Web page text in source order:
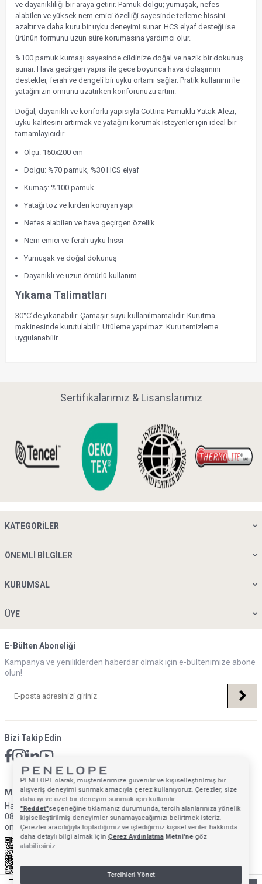
ve dayanıklılığı bir araya getirir. Pamuk dolgu; yumuşak, nefes
alabilen ve yüksek nem emici özelliği sayesinde terleme hissini
azaltır ve daha kuru bir uyku deneyimi sunar. HCS elyaf desteği ise
ürünün formunu uzun süre korumasına yardımcı olur.
%100 pamuk kumaşı sayesinde cildinize doğal ve nazik bir dokunuş
sunar. Hava geçirgen yapısı ile gece boyunca hava dolaşımını
destekler, ferah ve dengeli bir uyku ortamı sağlar. Pratik kullanımı ile
yatağınızın ömrünü uzatırken konforunuzu artırır.
Doğal, dayanıklı ve konforlu yapısıyla Cottina Pamuklu Yatak Alezi,
uyku kalitesini artırmak ve yatağını korumak isteyenler için ideal bir
tamamlayıcıdır.
Ölçü: 150x200 cm
Dolgu: %70 pamuk, %30 HCS elyaf
Kumaş: %100 pamuk
Yatağı toz ve kirden koruyan yapı
Nefes alabilen ve hava geçirgen özellik
Nem emici ve ferah uyku hissi
Yumuşak ve doğal dokunuş
Dayanıklı ve uzun ömürlü kullanım
Yıkama Talimatları
30°C’de yıkanabilir. Çamaşır suyu kullanılmamalıdır. Kurutma
makinesinde kurutulabilir. Ütüleme yapılmaz. Kuru temizleme
uygulanabilir.
Sertifikalarımız & Lisanslarımız
KATEGORILER
ÖNEMLI BILGILER
KURUMSAL
ÜYE
E-Bülten Aboneliği
Kampanya ve yeniliklerden haberdar olmak için e-bültenimize abone
olun!
Bizi Takip Edin
Müsteri Hizmetleri İletişim Adresi
Hafta İçi: 09:00 - 18:00
0850 640 1993
onlinedestek@penelopebedroom.com
PENELOPE olarak, müşterilerimize güvenilir ve kişiselleştirilmiş bir
alışveriş deneyimi sunmak amacıyla çerez kullanıyoruz. Çerezler, size
daha iyi ve özel bir deneyim sunmak için kullanılır.
"Reddet"seçeneğine tıklamanız durumunda, tercih alanlarınıza yönelik
kişiselleştirilmiş deneyimler sunamayacağımızı belirtmek isteriz.
Çerezler aracılığıyla topladığımız ve işlediğimiz kişisel veriler hakkında
daha detaylı bilgi almak için Çerez AydınlatmaMetni'negöz
atabilirsiniz.
Tercihleri Yönet